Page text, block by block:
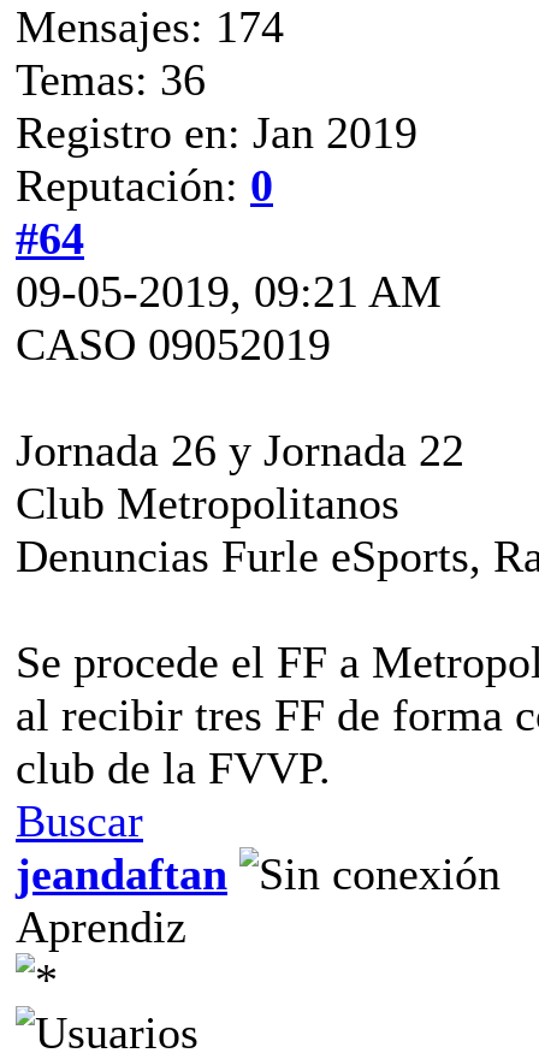
Mensajes: 174
Temas: 36
Registro en: Jan 2019
Reputación: 0
#64
09-05-2019, 09:21 AM
CASO 09052019
Jornada 26 y Jornada 22
Club Metropolitanos
Denuncias Furle eSports,
Se procede el FF a
al recibir tres FF de forma
club de la FVVP.
Buscar
jeandaftan
Aprendiz